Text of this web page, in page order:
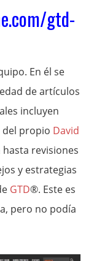
gtd-
En él se
de artículos
incluyen
del propio David
revisiones
y estrategias
GTD®. Este es
pero no podía